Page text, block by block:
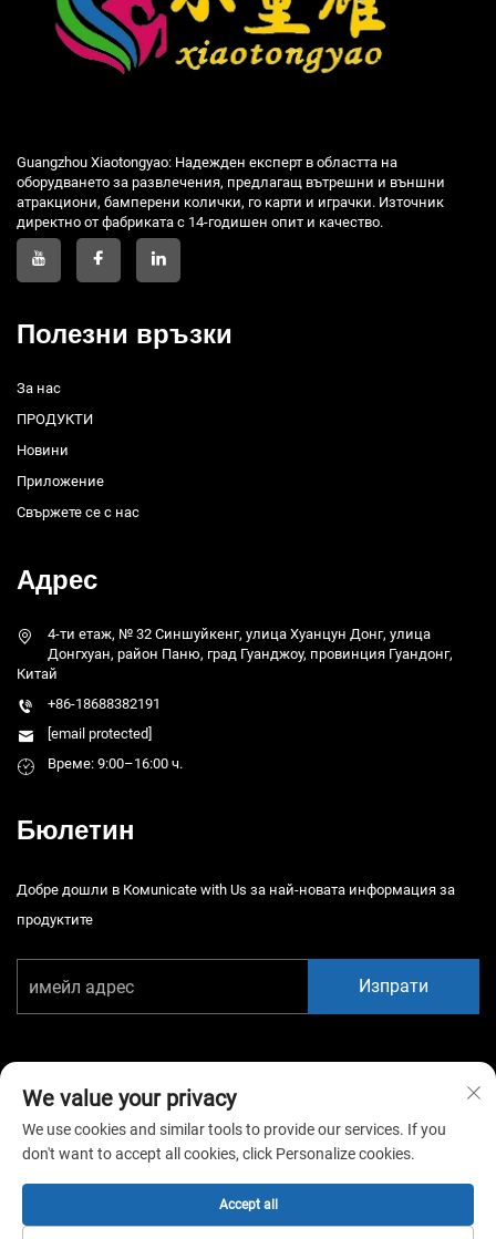
Guangzhou Xiaotongyao: Надежден експерт в областта на
оборудването за развлечения, предлагащ вътрешни и външни
атракциони, бамперени колички, го карти и играчки. Източник
директно от фабриката с 14-годишен опит и качество.
Полезни връзки
За нас
ПРОДУКТИ
Новини
Приложение
Свържете се с нас
Адрес
4-ти етаж, № 32 Синшуйкенг, улица Хуанцун Донг, улица
Донгхуан, район Паню, град Гуанджоу, провинция Гуандонг,
Китай
+86-18688382191
[email protected]
Време: 9:00–16:00 ч.
Бюлетин
Добре дошли в Комunicate with Us за най-новата информация за
продуктите
Изпрати
Автоматично право © 2026 Китай Гуанджоу Сяотонгао Амюзмън
Бгейм Екипмънт К., Лтд. Всички права запазени. - Политика за
We value your privacy
We use cookies and similar tools to provide our services. If you
don't want to accept all cookies, click Personalize cookies.
Accept all